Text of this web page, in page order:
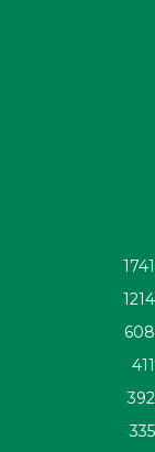
1741
1214
608
411
392
335